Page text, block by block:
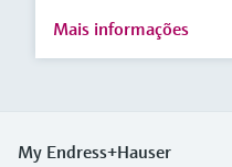
Mais informações
My Endress+Hauser